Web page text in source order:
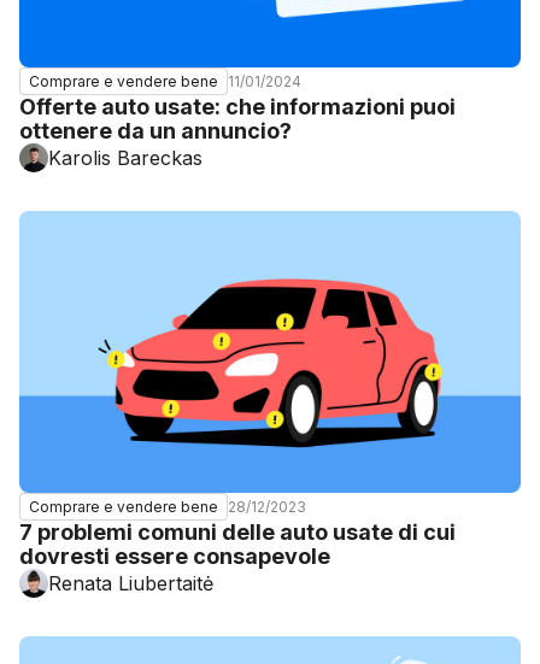
Comprare e vendere bene 11/01/2024
Offerte auto usate: che informazioni puoi
ottenere da un annuncio?
Karolis Bareckas
Comprare e vendere bene 28/12/2023
7 problemi comuni delle auto usate di cui
dovresti essere consapevole
Renata Liubertaitė